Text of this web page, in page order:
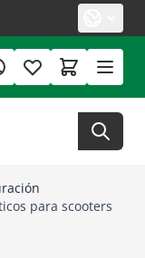
para scooters